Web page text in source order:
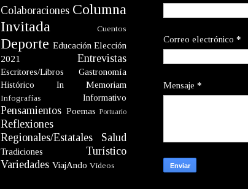
Colaboraciones Columna
Invitada
Cuentos
Deporte Educación Elección
2021
Entrevistas
Escritores/Libros
Gastronomía
Histórico
In Memoriam
Infografías Informativo
Pensamientos Poemas Portuario
Reflexiones
Regionales/Estatales
Salud
Tradiciones
Turístico
Variedades ViajAndo Videos
Correo electrónico *
Mensaje *